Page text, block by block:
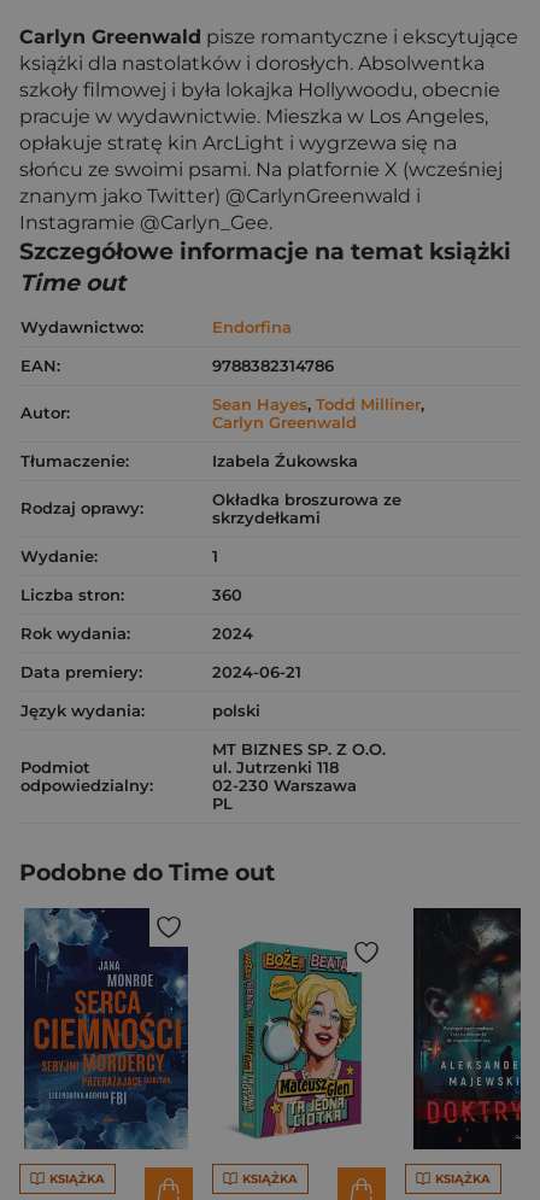
Carlyn Greenwald pisze romantyczne i ekscytujące
książki dla nastolatków i dorosłych. Absolwentka
szkoły filmowej i była lokajka Hollywoodu, obecnie
pracuje w wydawnictwie. Mieszka w Los Angeles,
opłakuje stratę kin ArcLight i wygrzewa się na
słońcu ze swoimi psami. Na platfornie X (wcześniej
znanym jako Twitter) @CarlynGreenwald i
Instagramie @Carlyn_Gee.
Szczegółowe informacje na temat książki
Time out
Wydawnictwo:
Endorfina
EAN:
9788382314786
Autor: Sean Hayes, Todd Milliner,
Carlyn Greenwald
Tłumaczenie:
Izabela Źukowska
Rodzaj oprawy:
Okładka broszurowa ze
skrzydełkami
Wydanie:
1
Liczba stron:
360
Rok wydania:
2024
Data premiery:
2024-06-21
Język wydania:
polski
Podmiot
odpowiedzialny:
MT BIZNES SP. Z O.O.
ul. Jutrzenki 118
02-230 Warszawa
PL
Podobne do Time out
KSIĄŻKA KSIĄŻKA KSIĄŻKA